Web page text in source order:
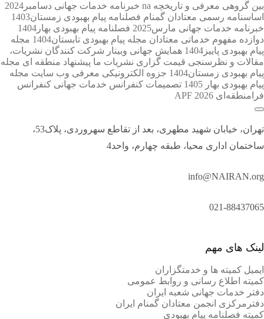
بین گروهی معرفی و تاریخچه na
خبرنامه خدمات جهانی دسامبر2024
اساسنامه رسمی معتادان گمنام فصلنامه پیام بهبودی زمستان1403
خبرنامه خدمات جهانی مارس2025
فصلنامه پیام بهبودی بهار1404
دوازده مفهوم خدماتی معتادان مجله پیام بهبودی تابستان1404
مجله
پیام بهبودی پاییز1404
همایش جهانی وبینار شرکت کنندگان نشریات،
مقالات و نظرسنجی قیمت گزاری نشریات ما پیشنهاد منطقه ای مجله
پیام بهبودی زمستان1404
جزوه الکترونیکی معرفی وب سایت مجله
پیام بهبودی بهار 1405
تصمیمات کنفرانس خدمات جهانی کنفرانس
فرا‌منطقه‌ای APF 2026
تهران، خیابان شهید مطهری، بعد از تقاطع سهروردی، پلاک53،
ساختمان اداری محیا، طبقه چهارم، واحد4
info@NAIRAN.org
021-88437065
لینک های مهم
ایمیل کمیته ها و خدمتگزاران
کميته اطلاع رسانی و روابط عمومی
دفتر خدمات جهانی شعبه ايران
دفترمرکزی انجمن معتادان گمنام ایران
کمیته فصلنامه پیام بهبودی